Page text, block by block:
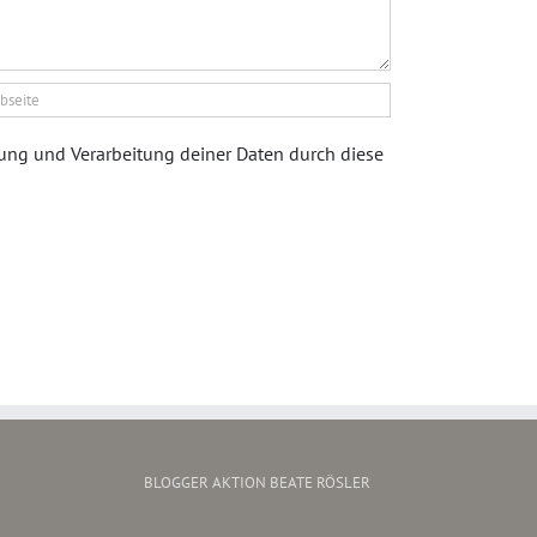
und Verarbeitung deiner Daten durch diese
BLOGGER AKTION BEATE RÖSLER